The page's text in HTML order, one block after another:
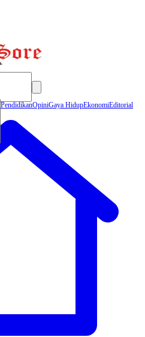
PendidikanOpiniGaya HidupEkonomiEditorial